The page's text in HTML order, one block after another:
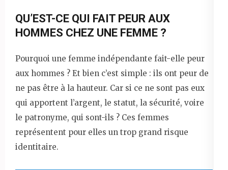
QU’EST-CE QUI FAIT PEUR AUX
HOMMES CHEZ UNE FEMME ?
Pourquoi une femme indépendante fait-elle peur
aux hommes ? Et bien c’est simple : ils ont peur de
ne pas être à la hauteur. Car si ce ne sont pas eux
qui apportent l’argent, le statut, la sécurité, voire
le patronyme, qui sont-ils ? Ces femmes
représentent pour elles un trop grand risque
identitaire.